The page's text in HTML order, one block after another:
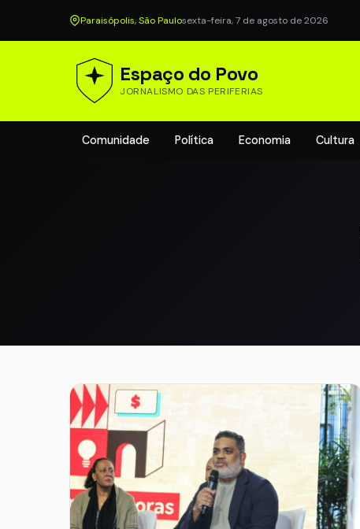
Paraisópolis, São Paulosexta-feira, 7 de agosto de 2026
Espaço do Povo
JORNALISMO DAS PERIFERIAS
Comunidade Política Economia Cultura